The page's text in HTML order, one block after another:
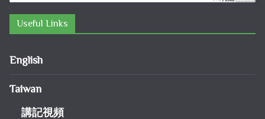
Useful Links
English
Taiwan
講記視頻